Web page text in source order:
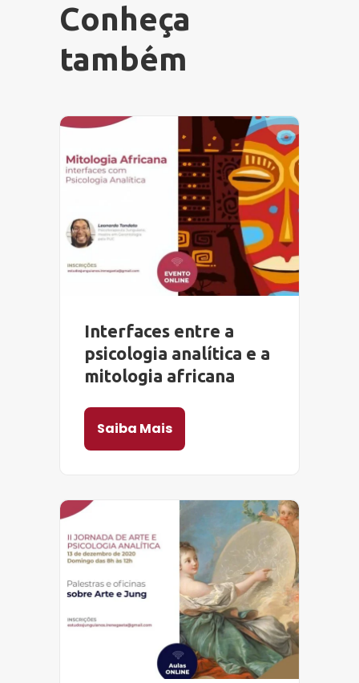
Conheça
também
Interfaces entre a
psicologia analítica e a
mitologia africana
Saiba Mais